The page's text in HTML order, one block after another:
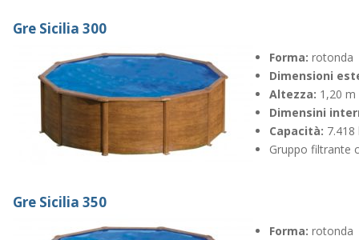
Gre Pacific 500
Forma:
Dimensioni
Gre Sicilia 300
Forma: rotonda
Dimensioni
Altezza: 1,20 m
Dimensini
Capacità: 7.418
Gruppo filtrante
Gre Sicilia 350
Forma: rotonda